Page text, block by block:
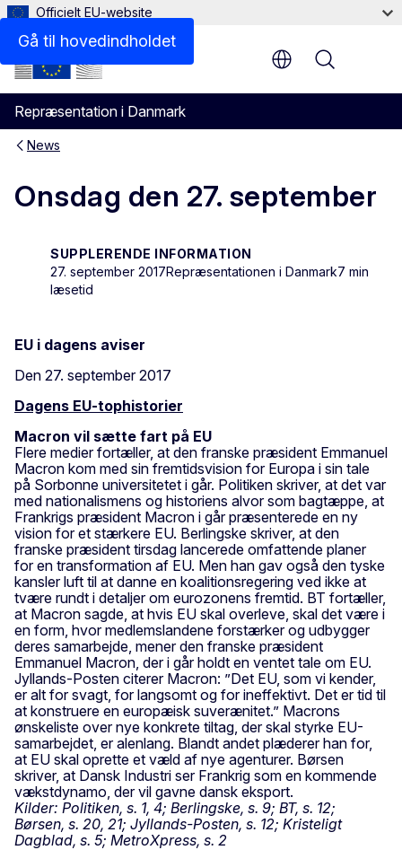
Gå til hovedindholdet
Officielt EU-website
Repræsentation i Danmark
Menu
News
Onsdag den 27. september
SUPPLERENDE INFORMATION
27. september 2017Repræsentationen i Danmark7 min
læsetid
EU i dagens aviser
Den 27. september 2017
Dagens EU-tophistorier
Macron vil sætte fart på EU
Flere medier fortæller, at den franske præsident Emmanuel
Macron kom med sin fremtidsvision for Europa i sin tale
på Sorbonne universitetet i går. Politiken skriver, at det var
med nationalismens og historiens alvor som bagtæppe, at
Frankrigs præsident Macron i går præsenterede en ny
vision for et stærkere EU. Berlingske skriver, at den
franske præsident tirsdag lancerede omfattende planer
for en transformation af EU. Men han gav også den tyske
kansler luft til at danne en koalitionsregering ved ikke at
tvære rundt i detaljer om eurozonens fremtid. BT fortæller,
at Macron sagde, at hvis EU skal overleve, skal det være i
en form, hvor medlemslandene forstærker og udbygger
deres samarbejde, mener den franske præsident
Emmanuel Macron, der i går holdt en ventet tale om EU.
Jyllands-Posten citerer Macron: ”Det EU, som vi kender,
er alt for svagt, for langsomt og for ineffektivt. Det er tid til
at konstruere en europæisk suverænitet.” Macrons
ønskeliste over nye konkrete tiltag, der skal styrke EU-
samarbejdet, er alenlang. Blandt andet plæderer han for,
at EU skal oprette et væld af nye agenturer. Børsen
skriver, at Dansk Industri ser Frankrig som en kommende
vækstdynamo, der vil gavne dansk eksport.
Kilder: Politiken, s. 1, 4; Berlingske, s. 9; BT, s. 12;
Børsen, s. 20, 21; Jyllands-Posten, s. 12; Kristeligt
Dagblad, s. 5; MetroXpress, s. 2